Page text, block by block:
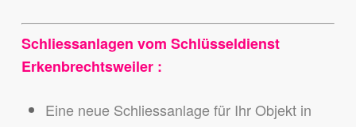
Schliessanlagen vom Schlüsseldienst
Erkenbrechtsweiler :
Eine neue Schliessanlage für Ihr Objekt in